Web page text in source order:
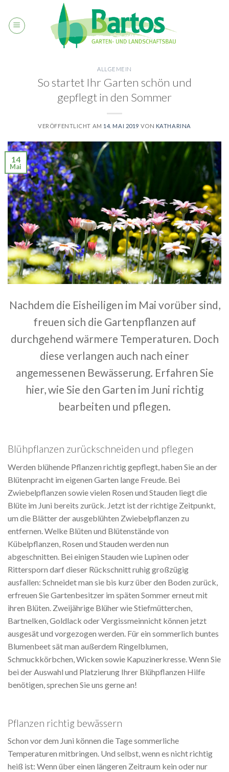
content
ALLGEMEIN
So startet Ihr Garten schön und
gepflegt in den Sommer
VERÖFFENTLICHT AM 14. MAI 2019 VON KATHARINA
14
Mai
Nachdem die Eisheiligen im Mai vorüber sind,
freuen sich die Gartenpflanzen auf
durchgehend wärmere Temperaturen. Doch
diese verlangen auch nach einer
angemessenen Bewässerung. Erfahren Sie
hier, wie Sie den Garten im Juni richtig
bearbeiten und pflegen.
Blühpflanzen zurückschneiden und pflegen
Werden blühende Pflanzen richtig gepflegt, haben Sie an der
Blütenpracht im eigenen Garten lange Freude. Bei
Zwiebelpflanzen sowie vielen Rosen und Stauden liegt die
Blüte im Juni bereits zurück. Jetzt ist der richtige Zeitpunkt,
um die Blätter der ausgeblühten Zwiebelpflanzen zu
entfernen. Welke Blüten und Blütenstände von
Kübelpflanzen, Rosen und Stauden werden nun
abgeschnitten. Bei einigen Stauden wie Lupinen oder
Rittersporn darf dieser Rückschnitt ruhig großzügig
ausfallen: Schneidet man sie bis kurz über den Boden zurück,
erfreuen Sie Gartenbesitzer im späten Sommer erneut mit
ihren Blüten. Zweijährige Blüher wie Stiefmütterchen,
Bartnelken, Goldlack oder Vergissmeinnicht können jetzt
ausgesät und vorgezogen werden. Für ein sommerlich buntes
Blumenbeet sät man außerdem Ringelblumen,
Schmuckkörbchen, Wicken sowie Kapuzinerkresse. Wenn Sie
bei der Auswahl und Platzierung Ihrer Blühpflanzen Hilfe
benötigen, sprechen Sie uns gerne an!
Pflanzen richtig bewässern
Schon vor dem Juni können die Tage sommerliche
Temperaturen mitbringen. Und selbst, wenn es nicht richtig
heiß ist: Wenn über einen längeren Zeitraum kein oder nur